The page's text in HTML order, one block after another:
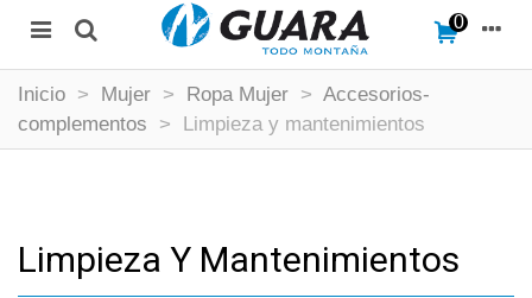
0
Inicio > Mujer > Ropa Mujer > Accesorios-
complementos
> Limpieza y mantenimientos
Limpieza Y Mantenimientos